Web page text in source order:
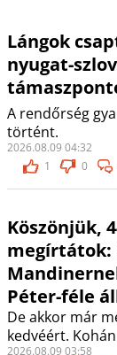
Lángok
nyugat-
A rendőrség
történt.
2026.08.09 04:32
1
0
Köszönjük,
megírtátok:
Péter-féle
De akkor már
kedvéért.
2026.08.09 03:58